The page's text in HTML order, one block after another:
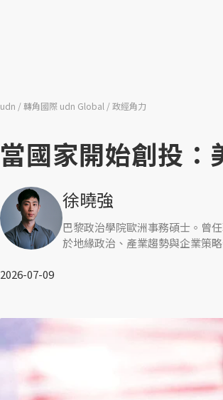
udn 轉角國際 udn Global 政經角力
當國家開始創投
徐曉強
巴黎政治學院歐洲事務碩士。曾
於地緣政治、產業趨勢與企業策
2026-07-09